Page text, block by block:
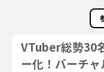
VTuber総勢30
ー化！バーチャ